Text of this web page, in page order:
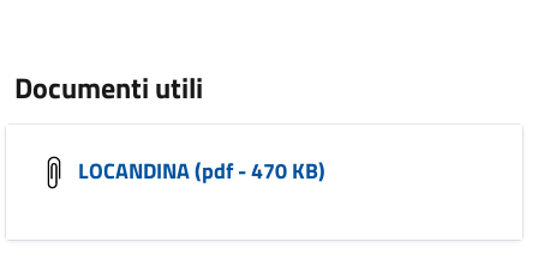
Documenti utili
LOCANDINA (pdf - 470 KB)